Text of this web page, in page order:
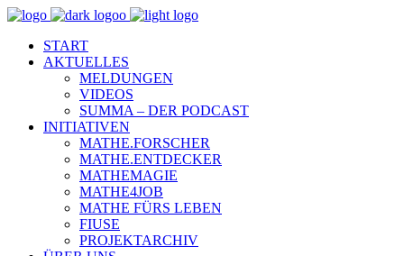
START
AKTUELLES
MELDUNGEN
VIDEOS
SUMMA – DER PODCAST
INITIATIVEN
MATHE.FORSCHER
MATHE.ENTDECKER
MATHEMAGIE
MATHE4JOB
MATHE FÜRS LEBEN
FIUSE
PROJEKTARCHIV